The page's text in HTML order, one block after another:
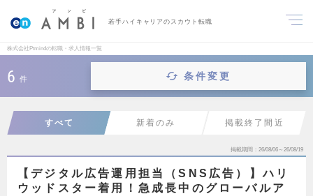
若手ハイキャリアのスカウト転職
株式会社Ptmindの転職・求人情報一覧
6 件 条件変更
すべて 新着のみ 掲載終了間近
掲載期間 26/08/06～26/08/19
【デジタル広告運用担当（SNS広告）】ハリ
ウッドスター着用！急成長中のグローバルア